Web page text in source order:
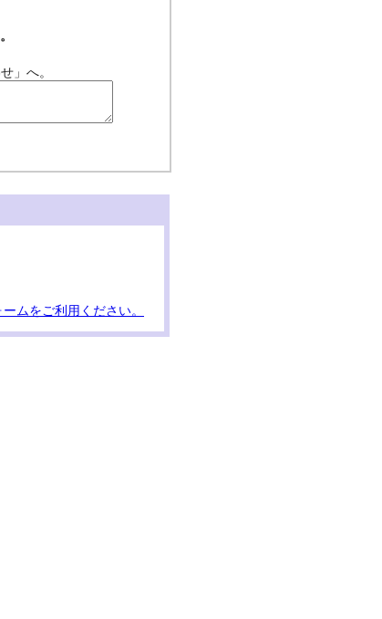
」へ。
ムをご利用ください。